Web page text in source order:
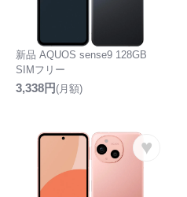
新品 AQUOS sense9 128GB
SIMフリー
3,338円(月額)
♥